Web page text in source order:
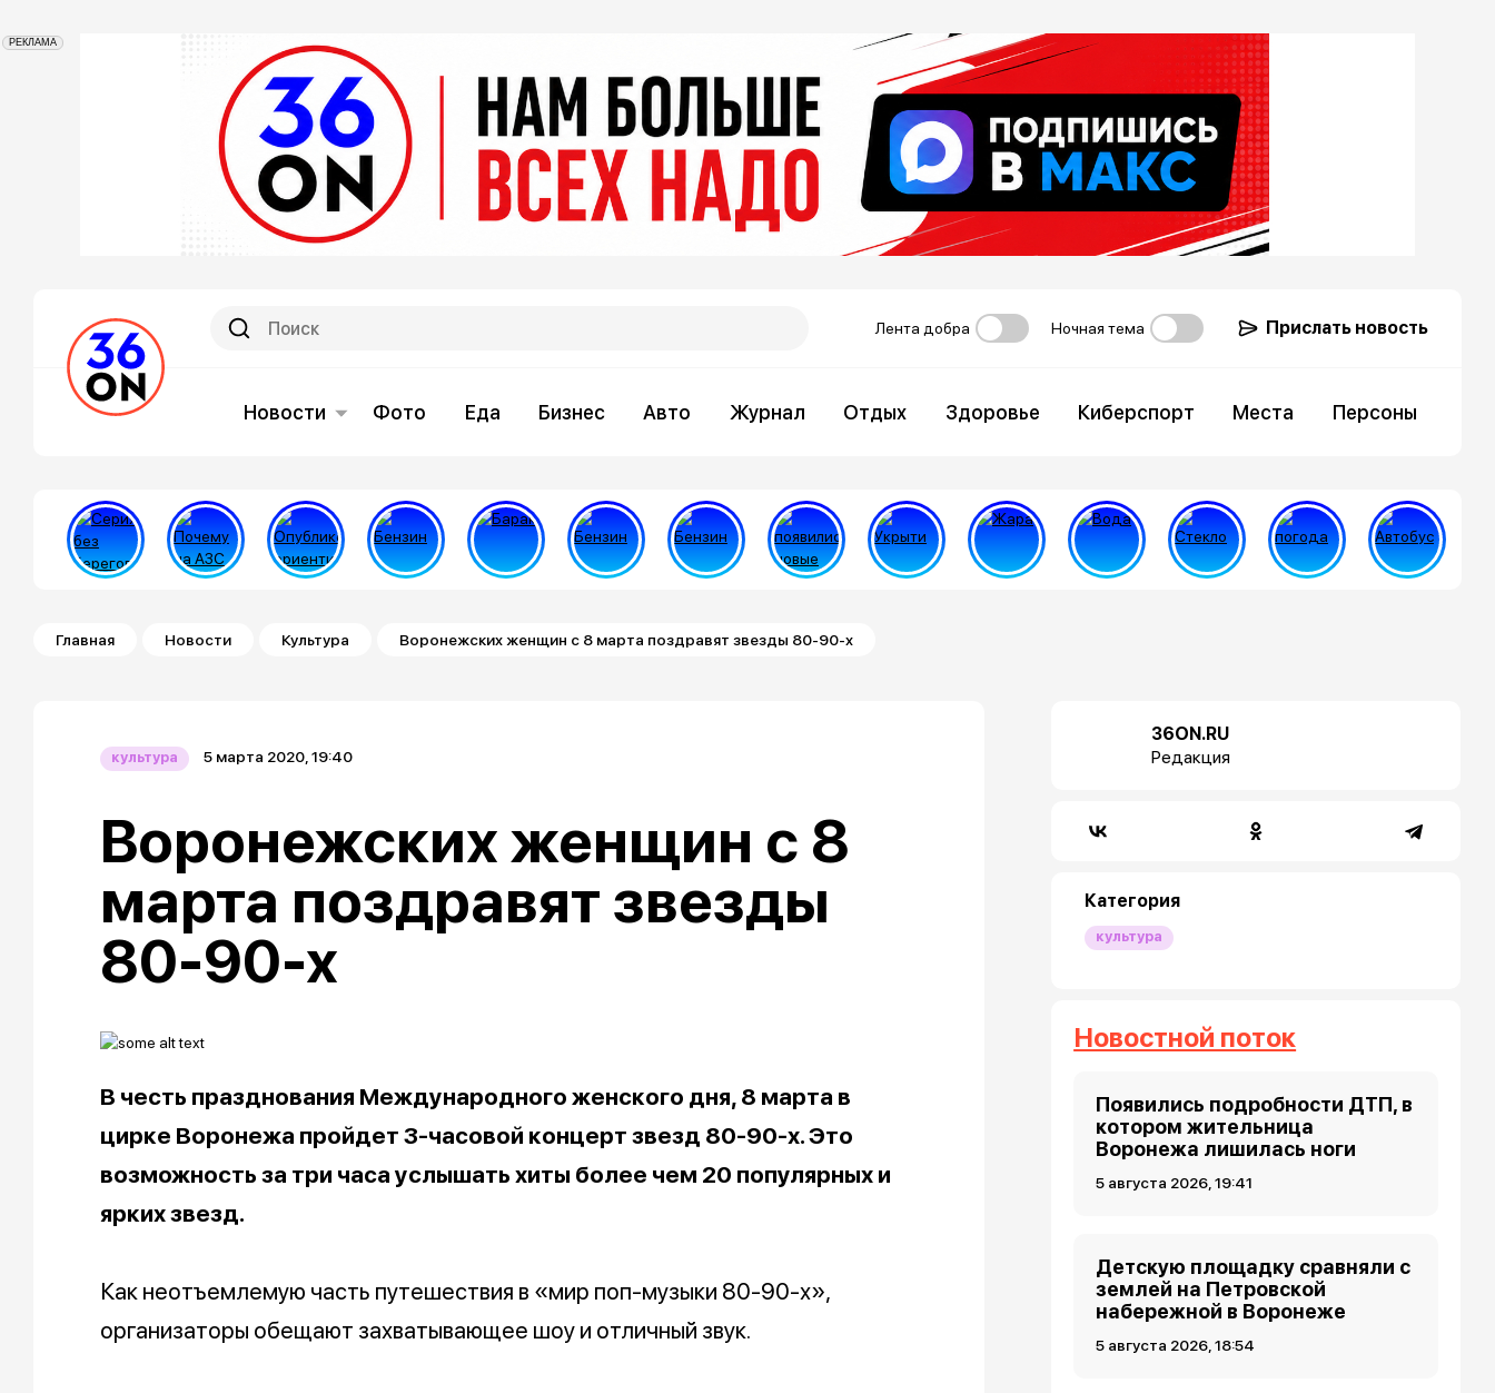
РЕКЛАМА
Лента добра Ночная тема Прислать новость
Новости Фото Еда Бизнес Авто Журнал Отдых Здоровье Киберспорт Места Персоны
Строка навигации
Главная Новости Культура Воронежских женщин с 8 марта поздравят звезды 80-90-х
культура 5 марта 2020, 19:40
Воронежских женщин с 8
марта поздравят звезды
80-90-х
В честь празднования Международного женского дня, 8 марта в
цирке Воронежа пройдет 3-часовой концерт звезд 80-90-х. Это
возможность за три часа услышать хиты более чем 20 популярных и
ярких звезд.
Как неотъемлемую часть путешествия в «мир поп-музыки 80-90-х»,
организаторы обещают захватывающее шоу и отличный звук.
36ON.RU
Редакция
Категория
культура
Новостной поток
Появились подробности ДТП, в
котором жительница
Воронежа лишилась ноги
5 августа 2026, 19:41
Детскую площадку сравняли с
землей на Петровской
набережной в Воронеже
5 августа 2026, 18:54